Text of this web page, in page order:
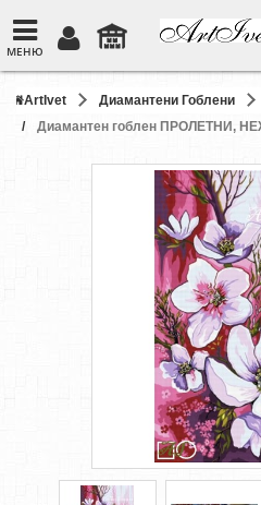
МЕНЮ
ArtIvet Диамантени Гоблени
Диамантен гоблен ПРОЛЕТНИ,